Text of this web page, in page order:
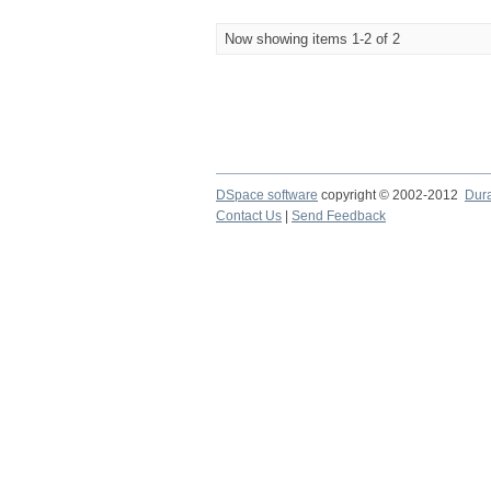
Now showing items 1-2 of 2
DSpace software copyright © 2002-2012
Contact Us
Send Feedback